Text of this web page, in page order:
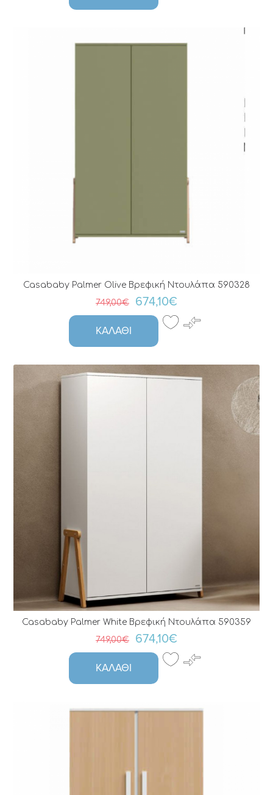
Casababy Palmer Olive Βρεφική Ντουλάπα 590328
749,00€
674,10€
ΚΑΛΆΘΙ
Casababy Palmer White Βρεφική Ντουλάπα 590359
749,00€
674,10€
ΚΑΛΆΘΙ